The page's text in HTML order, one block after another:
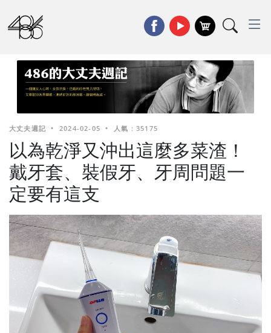
大丈夫週記 • 2024-02-05 • 人氣 : 35175
以為乾淨又沖出這麼多菜渣！
戴牙套、裝假牙、牙周問題一
定要有這支